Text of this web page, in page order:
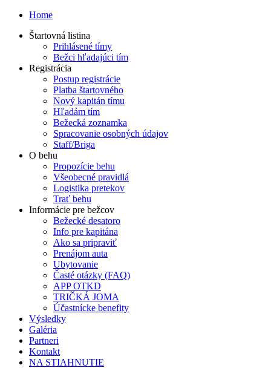
Home
Štartovná listina
Prihlásené tímy
Bežci hľadajúci tím
Registrácia
Postup registrácie
Platba štartovného
Nový kapitán tímu
Hľadám tím
Bežecká zoznamka
Spracovanie osobných údajov
Staff/Briga
O behu
Propozície behu
Všeobecné pravidlá
Logistika pretekov
Trať behu
Informácie pre bežcov
Bežecké desatoro
Info pre kapitána
Ako sa pripraviť
Prenájom auta
Ubytovanie
Časté otázky (FAQ)
APP OTKD
TRIČKÁ JOMA
Účastnícke benefity
Výsledky
Galéria
Partneri
Kontakt
NA STIAHNUTIE